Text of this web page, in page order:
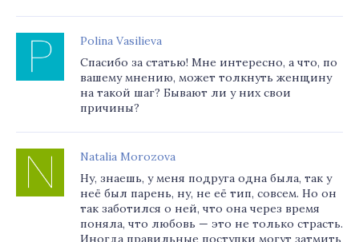
Polina Vasilieva
Спасибо за статью! Мне интересно, а что, по
вашему мнению, может толкнуть женщину
на такой шаг? Бывают ли у них свои
причины?
Natalia Morozova
Ну, знаешь, у меня подруга одна была, так у
неё был парень, ну, не её тип, совсем. Но он
так заботился о ней, что она через время
поняла, что любовь — это не только страсть.
Иногда правильные поступки могут затмить